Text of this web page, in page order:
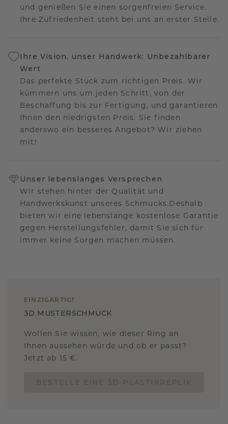
und genießen Sie einen sorgenfreien Service.
Ihre Zufriedenheit steht bei uns an erster Stelle.
Ihre Vision, unser Handwerk: Unbezahlbarer
Wert
Das perfekte Stück zum richtigen Preis. Wir
kümmern uns um jeden Schritt, von der
Beschaffung bis zur Fertigung, und garantieren
Ihnen den niedrigsten Preis. Sie finden
anderswo ein besseres Angebot? Wir ziehen
mit!
Unser lebenslanges Versprechen
Wir stehen hinter der Qualität und
Handwerkskunst unseres Schmucks.Deshalb
bieten wir eine lebenslange kostenlose Garantie
gegen Herstellungsfehler, damit Sie sich für
immer keine Sorgen machen müssen.
EINZIGARTIG !
3D MUSTERSCHMUCK
Wollen Sie wissen, wie dieser Ring an
Ihnen aussehen würde und ob er passt?
Jetzt ab 15 €.